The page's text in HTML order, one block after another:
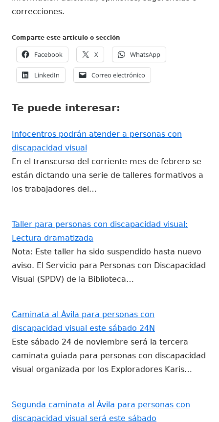
correcciones.
Comparte este artículo o sección
Facebook
en
X
en
una
WhatsApp
en
LinkedIn
en
ventana
Correo electrónico
en
Te puede interesar:
Infocentros podrán atender a personas con
discapacidad visual
En el transcurso del corriente mes de febrero se
están dictando una serie de talleres formativos a
los trabajadores del…
Taller para personas con discapacidad visual:
Lectura dramatizada
Nota: Este taller ha sido suspendido hasta nuevo
aviso. El Servicio para Personas con Discapacidad
Visual (SPDV) de la Biblioteca…
Caminata al Ávila para personas con
discapacidad visual este sábado 24N
Este sábado 24 de noviembre será la tercera
caminata guiada para personas con discapacidad
visual organizada por los Exploradores Karis…
Segunda caminata al Ávila para personas con
discapacidad visual será este sábado